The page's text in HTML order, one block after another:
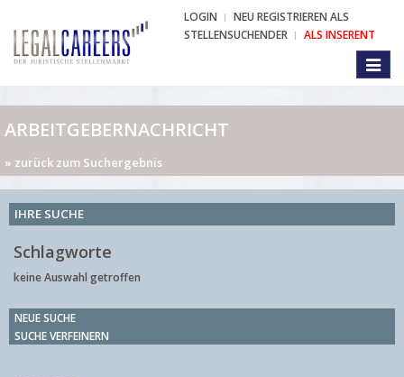
LOGIN
NEU REGISTRIEREN ALS
STELLENSUCHENDER
ALS INSERENT
ARBEITGEBERNACHRICHT
» zurück zum Suchergebnis
IHRE SUCHE
Schlagworte
keine Auswahl getroffen
NEUE SUCHE
SUCHE VERFEINERN